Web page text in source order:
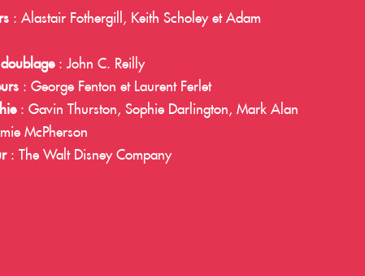
: Alastair Fothergill, Keith Scholey et Adam
: John C. Reilly
: George Fenton et Laurent Ferlet
: Gavin Thurston, Sophie Darlington, Mark Alan
McPherson
: The Walt Disney Company